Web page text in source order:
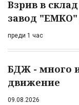
Взрив в
завод "ЕМКО"
преди 1 час
БДЖ - много
движение
09.08.2026